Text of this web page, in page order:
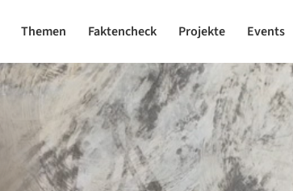
Themen Faktencheck Projekte Events